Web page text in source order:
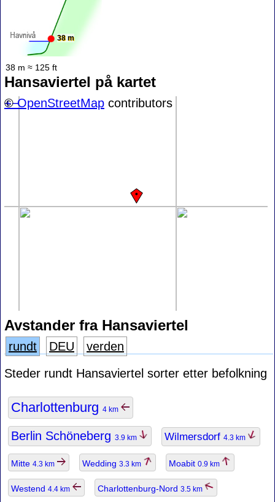
38 m
38 m ≈ 125 ft
Hansaviertel på kartet
+−
©OpenStreetMap contributors
Avstander fra Hansaviertel
rundt DEU
verden
Steder rundt Hansaviertel sorter etter befolkning
Charlottenburg 4 km
Berlin Schöneberg 3.9 km Wilmersdorf 4.3 km
Mitte 4.3 km Wedding 3.3 km Moabit 0.9 km
Westend 4.4 km Charlottenburg-Nord 3.5 km